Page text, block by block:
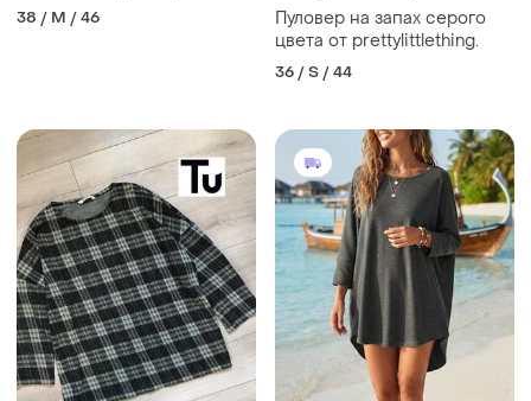
38 / M / 46
Пуловер на запах серого
цвета от prettylittlething.
36 / S / 44